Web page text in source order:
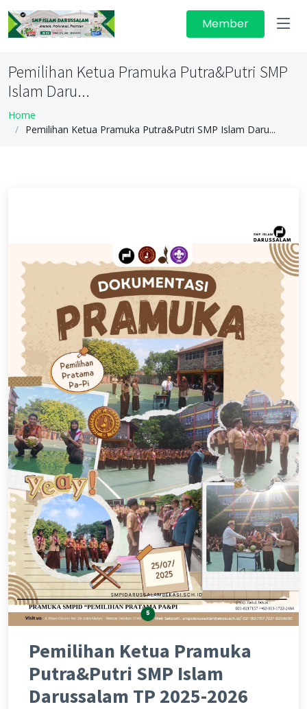
Member
Pemilihan Ketua Pramuka Putra&Putri SMP
Islam Daru...
Home
Pemilihan Ketua Pramuka Putra&Putri SMP Islam Daru...
Pemilihan Ketua Pramuka
Putra&Putri SMP Islam
Darussalam TP 2025-2026